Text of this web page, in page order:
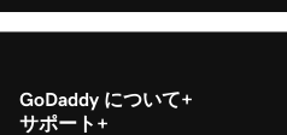
GoDaddy について
サポート